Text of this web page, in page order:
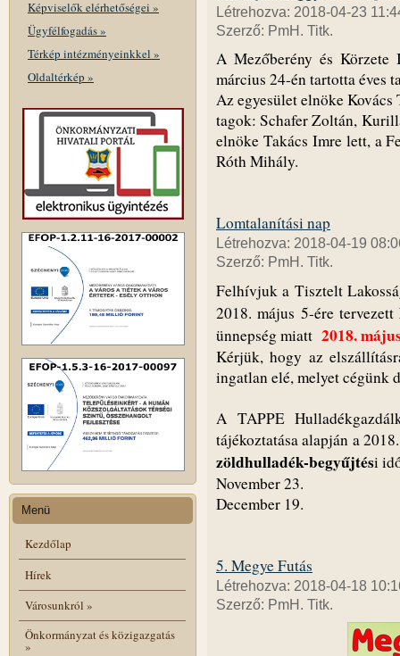
Képviselők elérhetőségei »
Ügyfélfogadás »
Térkép intézményeinkkel »
Oldaltérkép »
Menü
Kezdőlap
Hírek
Városunkról »
Önkormányzat és közigazgatás
»
Létrehozva: 2018-04-23
Szerző: PmH. Titk.
A Mezőberény és Körzete
március 24-én tartotta éves
Az egyesület elnöke
tagok: Schafer Zoltán,
elnöke Takács Imre lett, a
Róth Mihály.
Lomtalanítási nap
Létrehozva: 2018-04-19
Szerző: PmH. Titk.
Felhívjuk a Tisztelt
2018. május 5-ére tervezett
ünnepség miatt 2018.
Kérjük, hogy az
ingatlan elé, melyet cégünk
A TAPPE
tájékoztatása alapján a
zöldhulladék-begyűjtési
November 23.
December 19.
5. Megye Futás
Létrehozva: 2018-04-18
Szerző: PmH. Titk.